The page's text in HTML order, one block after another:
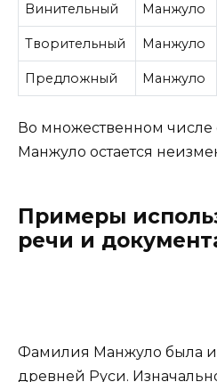
Винительный Манжуло
Творительный Манжуло
Предложный Манжуло
Во множественном
Манжуло остается
Примеры
речи и
Фамилия Манжуло была
древней Руси.